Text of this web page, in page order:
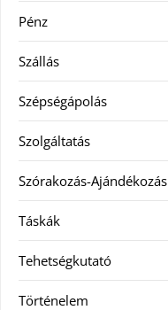
Pénz
Szállás
Szépségápolás
Szolgáltatás
Szórakozás-Ajándékozás
Táskák
Tehetségkutató
Történelem